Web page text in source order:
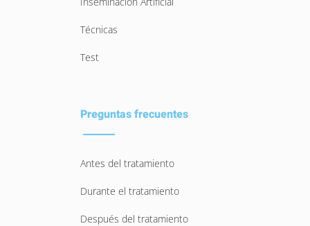
Técnicas
Test
Preguntas frecuentes
Antes del tratamiento
Durante el tratamiento
Después del tratamiento